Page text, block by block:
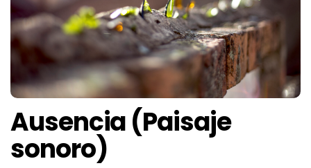
Ausencia (Paisaje
sonoro)